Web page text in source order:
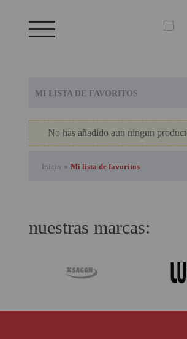
PRODUCTOS DESTACADOS
GENERADORES PORTÁTILES
NOVEDADES
PANTALLAS DE
PHOTO BOOTH 360
YA SOY
Recordarme ¿Olvidates la
MI LISTA DE FAVORITOS
No has añadido aun ningun
Inicio » Mi lista de favoritos
nuestras marcas: